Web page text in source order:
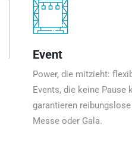
Event
Power, die mitzieht:
Events, die keine Pause
garantieren
Messe oder Gala.